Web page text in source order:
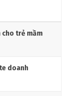
cho trẻ mầm
doanh